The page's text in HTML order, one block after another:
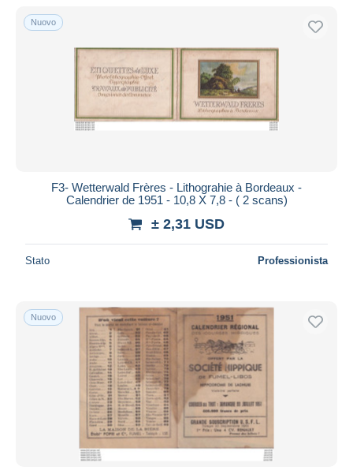
Solo sconto
Spedizione gratuita
PayPal
Visa
iDeal
Residenza del venditore
Aggiorna
Nuovo
F3- Wetterwald Frères - Lithograhie à Bordeaux -
Calendrier de 1951 - 10,8 X 7,8 - ( 2 scans)
± 2,31 USD
Stato Professionista
Nuovo